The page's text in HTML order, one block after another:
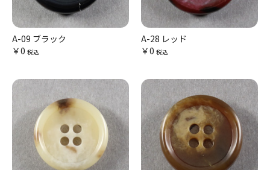
A-09 ブラック
￥0 税込
A-28 レッド
￥0 税込